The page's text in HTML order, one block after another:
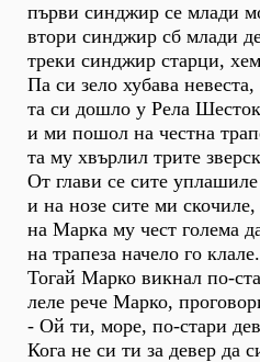
първи синджир се млади
втори синджир сб млади
треки синджир старци,
Па си зело хубава невеста,
та си дошло у Рела
и ми пошол на честна
та му хвърлил трите
От глави се сите уплашиле
и на нозе сите ми скочиле,
на Марка му чест голема
на трапеза начело го клале.
Тогай Марко викнал по-
леле рече Марко,
- Ой ти, море, по-стари
Кога не си ти за девер да